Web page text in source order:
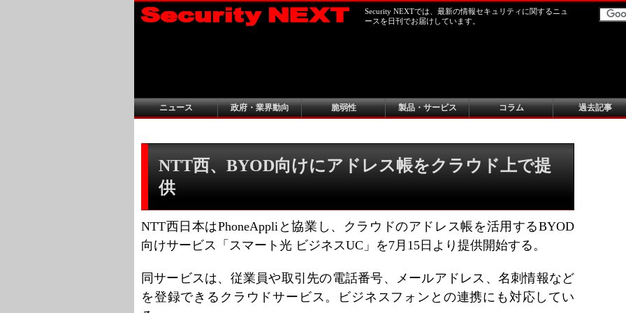
Security NEXTでは、最新の情報セキュリティに関するニュ
ースを日刊でお届けしています。
ニュース 政府・業界動向 脆弱性 製品・サービス コラム 過去記事
NTT西、BYOD向けにアドレス帳をクラウド上で提
供
NTT西日本はPhoneAppliと協業し、クラウドのアドレス帳を活用するBYOD
向けサービス「スマート光 ビジネスUC」を7月15日より提供開始する。
同サービスは、従業員や取引先の電話番号、メールアドレス、名刺情報など
を登録できるクラウドサービス。ビジネスフォンとの連携にも対応してい